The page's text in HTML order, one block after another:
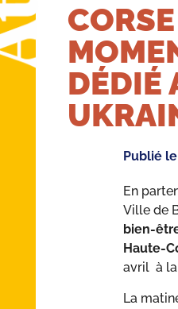
DÉDIÉ
Publié le
En
Ville de
bien-
Haute-
avril à
La